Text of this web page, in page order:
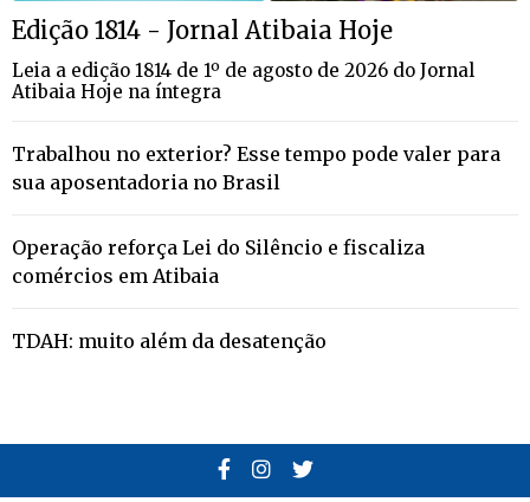
Edição 1814 - Jornal Atibaia Hoje
Leia a edição 1814 de 1º de agosto de 2026 do Jornal
Atibaia Hoje na íntegra
Trabalhou no exterior? Esse tempo pode valer para
sua aposentadoria no Brasil
Operação reforça Lei do Silêncio e fiscaliza
comércios em Atibaia
TDAH: muito além da desatenção